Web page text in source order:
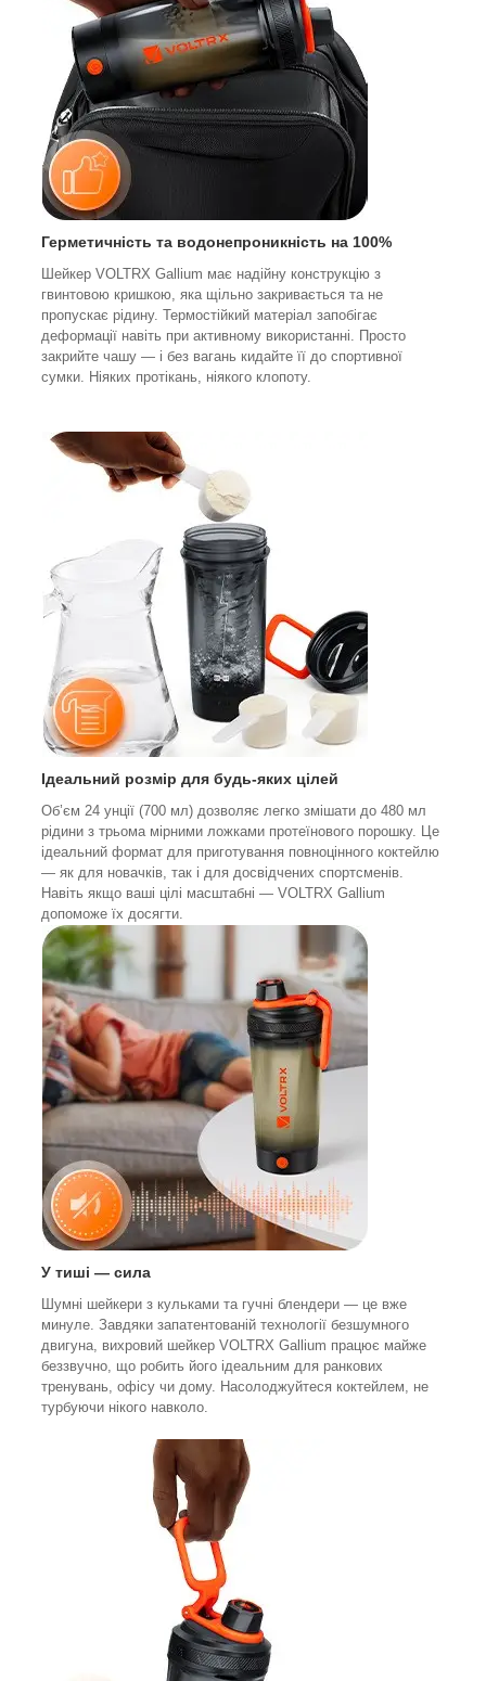
Герметичність та водонепроникність на 100%
Шейкер VOLTRX Gallium має надійну конструкцію з
гвинтовою кришкою, яка щільно закривається та не
пропускає рідину. Термостійкий матеріал запобігає
деформації навіть при активному використанні. Просто
закрийте чашу — і без вагань кидайте її до спортивної
сумки. Ніяких протікань, ніякого клопоту.
Ідеальний розмір для будь-яких цілей
Об’єм 24 унції (700 мл) дозволяє легко змішати до 480 мл
рідини з трьома мірними ложками протеїнового порошку. Це
ідеальний формат для приготування повноцінного коктейлю
— як для новачків, так і для досвідчених спортсменів.
Навіть якщо ваші цілі масштабні — VOLTRX Gallium
допоможе їх досягти.
У тиші — сила
Шумні шейкери з кульками та гучні блендери — це вже
минуле. Завдяки запатентованій технології безшумного
двигуна, вихровий шейкер VOLTRX Gallium працює майже
беззвучно, що робить його ідеальним для ранкових
тренувань, офісу чи дому. Насолоджуйтеся коктейлем, не
турбуючи нікого навколо.